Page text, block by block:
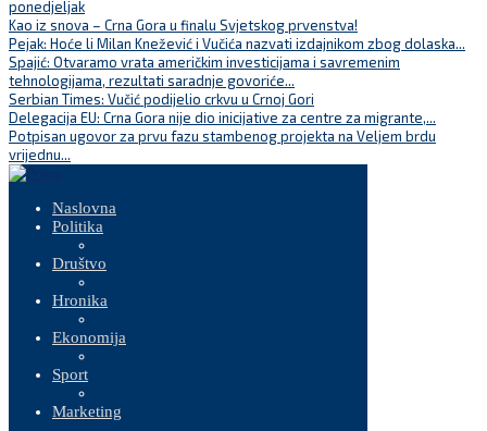
ponedjeljak
Kao iz snova – Crna Gora u finalu Svjetskog prvenstva!
Pejak: Hoće li Milan Knežević i Vučića nazvati izdajnikom zbog dolaska...
Spajić: Otvaramo vrata američkim investicijama i savremenim
tehnologijama, rezultati saradnje govoriće...
Serbian Times: Vučić podijelio crkvu u Crnoj Gori
Delegacija EU: Crna Gora nije dio inicijative za centre za migrante,...
Potpisan ugovor za prvu fazu stambenog projekta na Veljem brdu
vrijednu...
Naslovna
Politika
Društvo
Hronika
Ekonomija
Sport
Marketing